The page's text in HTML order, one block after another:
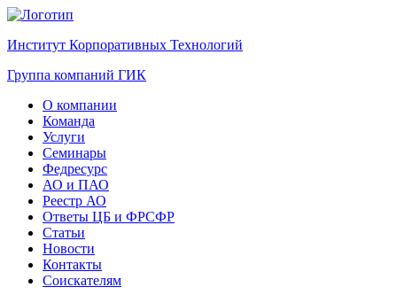
Институт Корпоративных Технологий
Группа компаний ГИК
О компании
Команда
Услуги
Семинары
Федресурс
АО и ПАО
Реестр АО
Ответы ЦБ и ФРСФР
Статьи
Новости
Контакты
Соискателям